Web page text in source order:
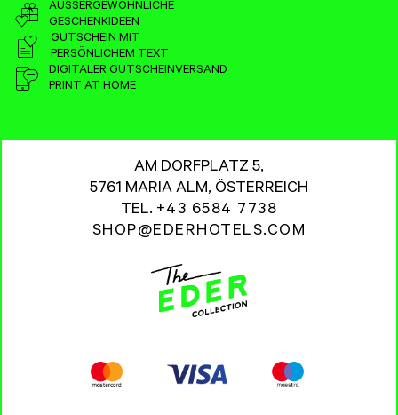
AUSSERGEWÖHNLICHE
GESCHENKIDEEN
GUTSCHEIN MIT
PERSÖNLICHEM TEXT
DIGITALER GUTSCHEINVERSAND
PRINT AT HOME
AM DORFPLATZ 5,
5761 MARIA ALM, ÖSTERREICH
TEL. +43 6584 7738
SHOP@EDERHOTELS.COM